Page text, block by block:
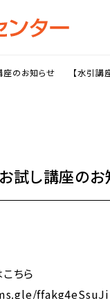
のお知らせ 【水引講座
試し講座の
ちら